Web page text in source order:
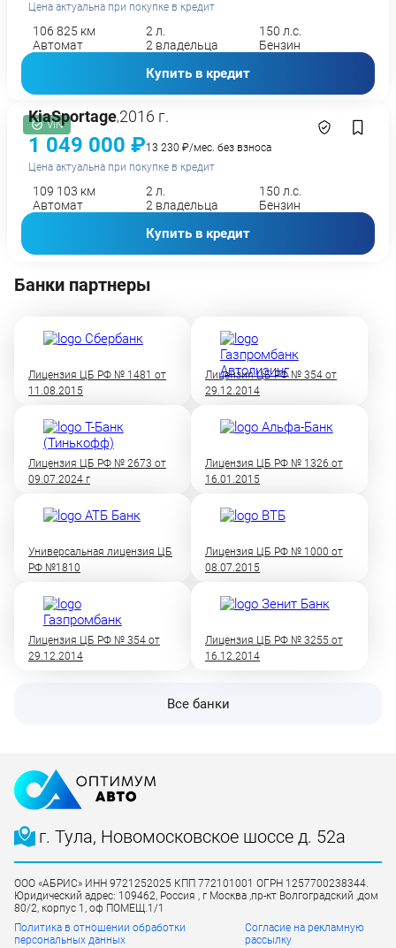
Цена актуальна при покупке в кредит
106 825 км 2 л.
150 л.с.
Автомат
2 владельца Бензин
Купить в кредит
VIN
KiaSportage,2016 г.
1 049 000 ₽13 230 ₽/мес. без взноса
Цена актуальна при покупке в кредит
109 103 км 2 л.
150 л.с.
Автомат
2 владельца Бензин
Купить в кредит
Банки партнеры
Лицензия ЦБ РФ № 1481 от
11.08.2015
Лицензия ЦБ РФ № 354 от
29.12.2014
Лицензия ЦБ РФ № 2673 от
09.07.2024 г
Лицензия ЦБ РФ № 1326 от
16.01.2015
Универсальная лицензия ЦБ
РФ №1810
Лицензия ЦБ РФ № 1000 от
08.07.2015
Лицензия ЦБ РФ № 354 от
29.12.2014
Лицензия ЦБ РФ № 3255 от
16.12.2014
Все банки
г. Тула, Новомосковское шоссе д. 52а
ООО «АБРИС» ИНН 9721252025 КПП 772101001 ОГРН 1257700238344.
Юридический адрес: 109462, Россия , г Москва ,пр-кт Волгоградский ,дом
80/2, корпус 1, оф ПОМЕЩ.1/1
Политика в отношении обработки
персональных данных
Согласие на рекламную
рассылку